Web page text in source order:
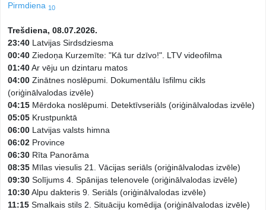
Pirmdiena 10
Trešdiena, 08.07.2026.
23:40 Latvijas Sirdsdziesma
00:40 Ziedoņa Kurzemīte: "Kā tur dzīvo!". LTV videofilma
01:40Ar vēju un dzintaru matos
04:00 Zinātnes noslēpumi. Dokumentālu īsfilmu cikls
(oriģinālvalodas izvēle)
04:15 Mērdoka noslēpumi. Detektīvseriāls (oriģinālvalodas izvēle)
05:05 Krustpunktā
06:00 Latvijas valsts himna
06:02 Province
06:30 Rīta Panorāma
08:35 Mīlas viesulis 21. Vācijas seriāls (oriģinālvalodas izvēle)
09:30 Solījums 4. Spānijas telenovele (oriģinālvalodas izvēle)
10:30Alpu dakteris 9. Seriāls (oriģinālvalodas izvēle)
11:15 Smalkais stils 2. Situāciju komēdija (oriģinālvalodas izvēle)